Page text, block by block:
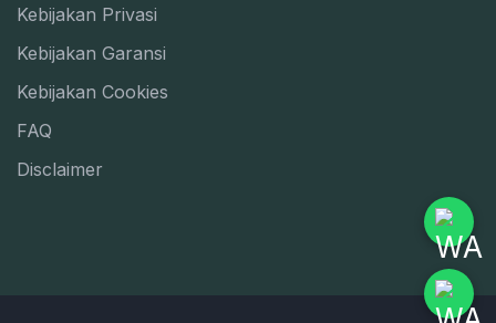
Kebijakan Privasi
Kebijakan Garansi
Kebijakan Cookies
FAQ
Disclaimer